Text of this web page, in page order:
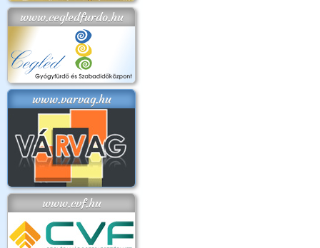
www.cegledfurdo.hu
www.varvag.hu
www.cvf.hu